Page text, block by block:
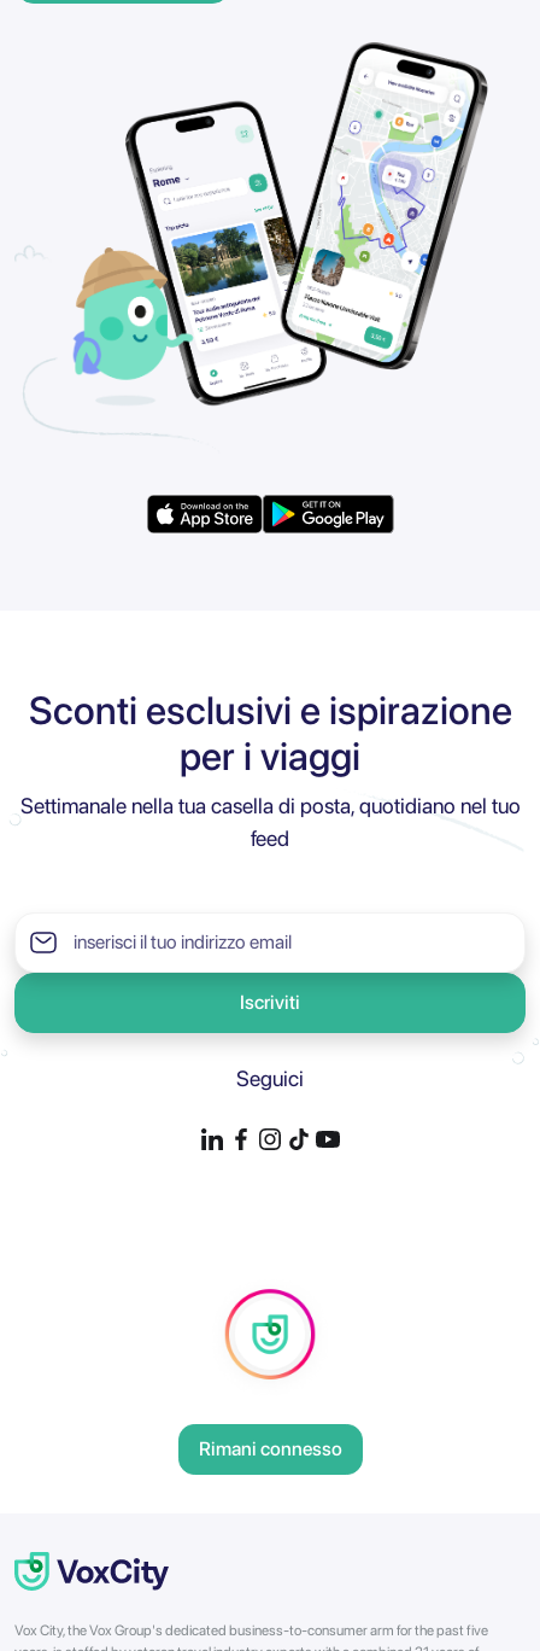
Sconti esclusivi e ispirazione
per i viaggi
Settimanale nella tua casella di posta, quotidiano nel tuo
feed
Iscriviti
Seguici
Rimani connesso
Vox City, the Vox Group's dedicated business-to-consumer arm for the past five